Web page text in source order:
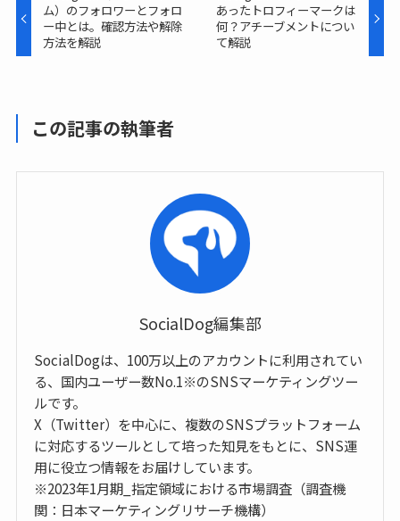
ム）のフォロワーとフォロ
ー中とは。確認方法や解除
方法を解説
あったトロフィーマークは
何？アチーブメントについ
て解説
この記事の執筆者
SocialDog編集部
SocialDogは、100万以上のアカウントに利用されてい
る、国内ユーザー数No.1※のSNSマーケティングツー
ルです。
X（Twitter）を中心に、複数のSNSプラットフォーム
に対応するツールとして培った知見をもとに、SNS運
用に役立つ情報をお届けしています。
※2023年1月期_指定領域における市場調査（調査機
関：日本マーケティングリサーチ機構）